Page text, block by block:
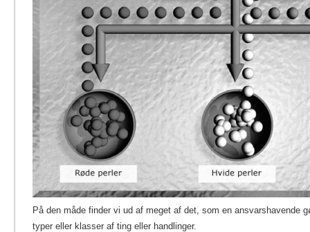
På den måde finder vi ud af meget af det, som en ansvarshavende
typer eller klasser af ting eller handlinger.